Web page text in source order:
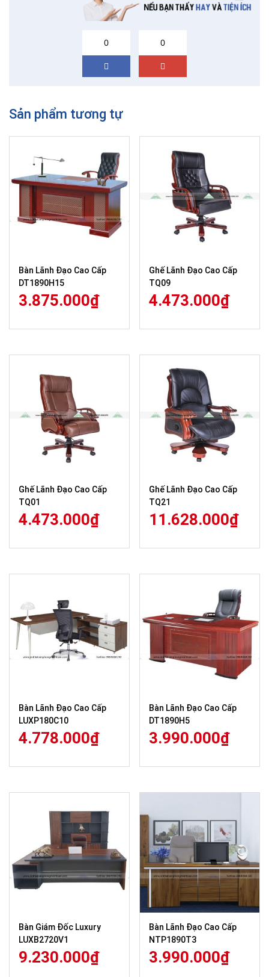
0 0
Sản phẩm tương tự
Bàn Lãnh Đạo Cao Cấp
DT1890H15
3.875.000₫
Ghế Lãnh Đạo Cao Cấp
TQ09
4.473.000₫
Ghế Lãnh Đạo Cao Cấp
TQ01
4.473.000₫
Ghế Lãnh Đạo Cao Cấp
TQ21
11.628.000₫
Bàn Lãnh Đạo Cao Cấp
LUXP180C10
4.778.000₫
Bàn Lãnh Đạo Cao Cấp
DT1890H5
3.990.000₫
Bàn Giám Đốc Luxury
LUXB2720V1
9.230.000₫
Bàn Lãnh Đạo Cao Cấp
NTP1890T3
3.990.000₫